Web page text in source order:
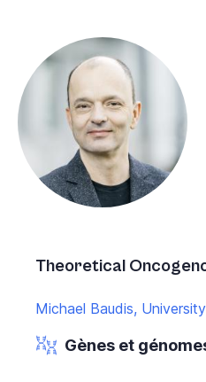
Theoretical
Michael Baudis,
Gènes et